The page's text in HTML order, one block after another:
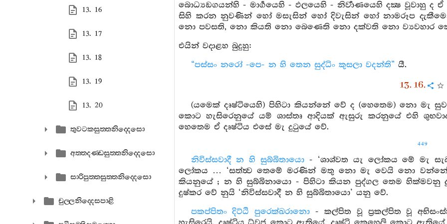
13. 16
13. 17
13. 18
13. 19
13. 20
තුවටකසුත‍්තනිද‍්දෙසො
අත‍්තදණ‍්ඩසුත‍්තනිද‍්දෙසො
සාරිපුත‍්තසුත‍්තනිද‍්දෙසො
චුල‍්ලනිද‍්දෙසපාළි
බොධ්‍යඞගයන්හි - මාර්‍ගයෙහි - ඵලයෙහි - නිර්‍වාණයෙහි දක්‍ෂ වූවාහු
සිහි කරන නුවණින් හෝ මසැසින් හෝ දිවැසින් හෝ නාමරූප
නො පවසති, නො කියති නො බෙණෙති නො දක්වති නො ව්‍යවහාර
එයින් වදාළහ බුදුහු:
“පස්සං නරෝ -පෙ- න හි තෙන සුද්ධිං කුසලා වදන්ති” යී.
13. 16.
(යමෙක් දෘෂ්ටියෙහි) පිහිටා කියන්නේ වේ ද (හෙතෙම) නො මැ
කොට හැසිරෙනුයේ යම් ශාස්තෘ ආදියක් ඇසුරු කරනුයේ එහි
හෙතෙම ඒ දෘෂ්ටිය එසේ මැ දුටුයේ වේ.
449
නිවිස්සවාදී න හි සුබ්බිතායො - ‘ශාශ්වත යැ ලෝකය මේ මැ
ලෝකය … ‘සත්ත්‍ව තෙමේ මරණින් මතු නො මැ වෙයි නො වන්නේ
කියනුයේ ; න හි සුබ්බිනායො - පිහිටා කියන පුද්ගල තෙම හික්මවනු
දුෂ්කර වේ නුයි ‘නිවිස්සවාදී න හි සුබ්බිතායො’ යනු වේ.
පකප්පිතං දිට්ඨි පුරෙක්ඛරානො - කල්පිත වූ ප්‍රකල්පිත වූ